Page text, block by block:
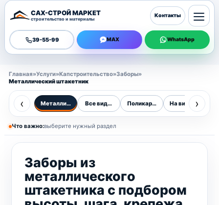
САХ-СТРОЙ МАРКЕТ
строительство и материалы
39-55-99 MAX WhatsApp
Контакты
Главная»Услуги»Капстроительство»Заборы»
Металлический штакетник
‹ Металлический штакетник
Все виды заборовПоликарбонат На винтовых
›
Что важно:выберите нужный раздел
Заборы из
металлического
штакетника с подбором